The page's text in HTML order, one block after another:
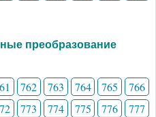
преобразование
762 763 764 765
766
773 774 775 776
777